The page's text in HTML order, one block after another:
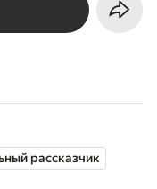
рассказчик